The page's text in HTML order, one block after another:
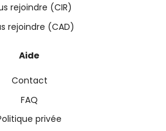
rejoindre (CIR)
rejoindre (CAD)
Aide
Contact
FAQ
privée